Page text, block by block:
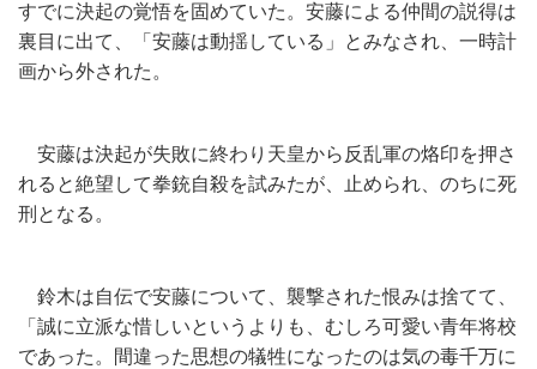
すでに決起の覚悟を固めていた。安藤による仲間の説得は
裏目に出て、「安藤は動揺している」とみなされ、一時計
画から外された。
安藤は決起が失敗に終わり天皇から反乱軍の烙印を押さ
れると絶望して拳銃自殺を試みたが、止められ、のちに死
刑となる。
鈴木は自伝で安藤について、襲撃された恨みは捨てて、
「誠に立派な惜しいというよりも、むしろ可愛い青年将校
であった。間違った思想の犠牲になったのは気の毒千万に